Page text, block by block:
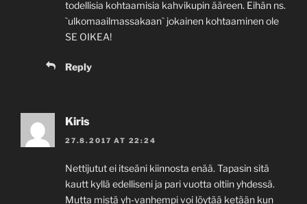
todellisia kohtaamisia kahvikupin ääreen. Eihän ns.
`ulkomaailmassakaan` jokainen kohtaaminen ole
SE OIKEA!
Reply
Kiris
27.8.2017 AT 22:24
Nettijutut ei itseäni kiinnosta enää. Tapasin sitä
kautt kyllä edelliseni ja pari vuotta oltiin yhdessä.
Mutta mistä yh-vanhempi voi löytää ketään kun